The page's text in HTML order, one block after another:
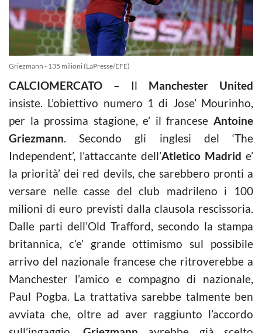
Griezmann - 135 milioni (LaPresse/EFE)
CALCIOMERCATO – Il Manchester United
insiste. L’obiettivo numero 1 di Jose’ Mourinho,
per la prossima stagione, e’ il francese Antoine
Griezmann. Secondo gli inglesi del ‘The
Independent’, l’attaccante dell’Atletico Madrid e’
la priorità’ dei red devils, che sarebbero pronti a
versare nelle casse del club madrileno i 100
milioni di euro previsti dalla clausola rescissoria.
Dalle parti dell’Old Trafford, secondo la stampa
britannica, c’e’ grande ottimismo sul possibile
arrivo del nazionale francese che ritroverebbe a
Manchester l’amico e compagno di nazionale,
Paul Pogba. La trattativa sarebbe talmente ben
avviata che, oltre ad aver raggiunto l’accordo